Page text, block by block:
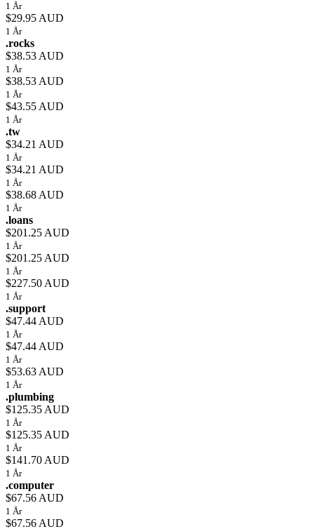
1 År
$29.95 AUD
1 År
.rocks
$38.53 AUD
1 År
$38.53 AUD
1 År
$43.55 AUD
1 År
.tw
$34.21 AUD
1 År
$34.21 AUD
1 År
$38.68 AUD
1 År
.loans
$201.25 AUD
1 År
$201.25 AUD
1 År
$227.50 AUD
1 År
.support
$47.44 AUD
1 År
$47.44 AUD
1 År
$53.63 AUD
1 År
.plumbing
$125.35 AUD
1 År
$125.35 AUD
1 År
$141.70 AUD
1 År
.computer
$67.56 AUD
1 År
$67.56 AUD